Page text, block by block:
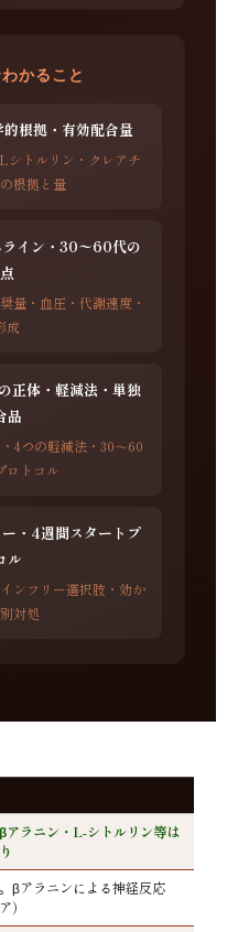
かること
根拠・有効配合量
シトルリン・クレアチ
根拠と量
イン・30〜60代の
量・血圧・代謝速度・
成
正体・軽減法・単独
品
4つの軽減法・30〜60
ロトコル
・4週間スタートプ
ル
ンフリー選択肢・効か
対処
アラニン・L-シトルリン等は
βアラニンによる神経反応
）